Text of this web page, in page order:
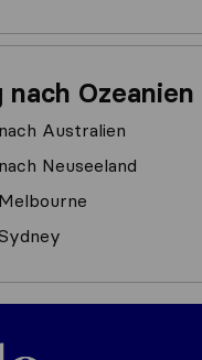
nach Ozeanien
Australien
Neuseeland